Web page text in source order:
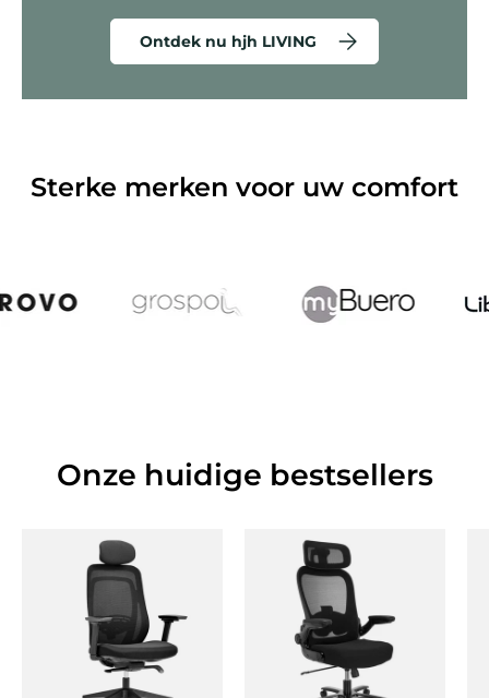
Ontdek nu hjh LIVING
Sterke merken voor uw comfort
Onze huidige bestsellers